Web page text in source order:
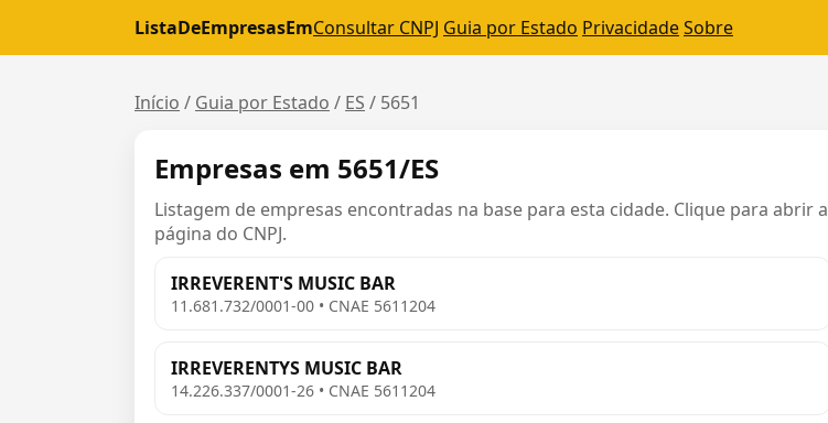
ListaDeEmpresasEmConsultar CNPJ Guia por Estado PrivacidadeSobre
Início / Guia por Estado / ES / 5651
Empresas em 5651/ES
Listagem de empresas encontradas na base para esta cidade. Clique para abrir a
página do CNPJ.
IRREVERENT'S MUSIC BAR
11.681.732/0001-00 • CNAE 5611204
IRREVERENTYS MUSIC BAR
14.226.337/0001-26 • CNAE 5611204